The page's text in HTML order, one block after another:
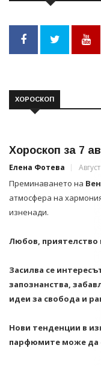
ХОРОСКОП
Хороскоп за 7
Елена Фотева
Преминаването на
атмосфера на
изненади.
Любов, приятелство
Засилва се
запознанства,
идеи за свобода и
Нови тенденции в
парфюмите може да